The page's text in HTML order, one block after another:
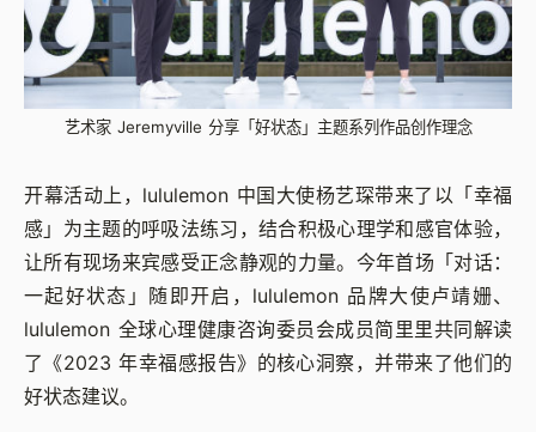
艺术家 Jeremyville 分享「好状态」主题系列作品创作理念
开幕活动上，lululemon 中国大使杨艺琛带来了以「幸福
感」为主题的呼吸法练习，结合积极心理学和感官体验，
让所有现场来宾感受正念静观的力量。今年首场「对话：
一起好状态」随即开启，lululemon 品牌大使卢靖姗、
lululemon 全球心理健康咨询委员会成员简里里共同解读
了《2023 年幸福感报告》的核心洞察，并带来了他们的
好状态建议。